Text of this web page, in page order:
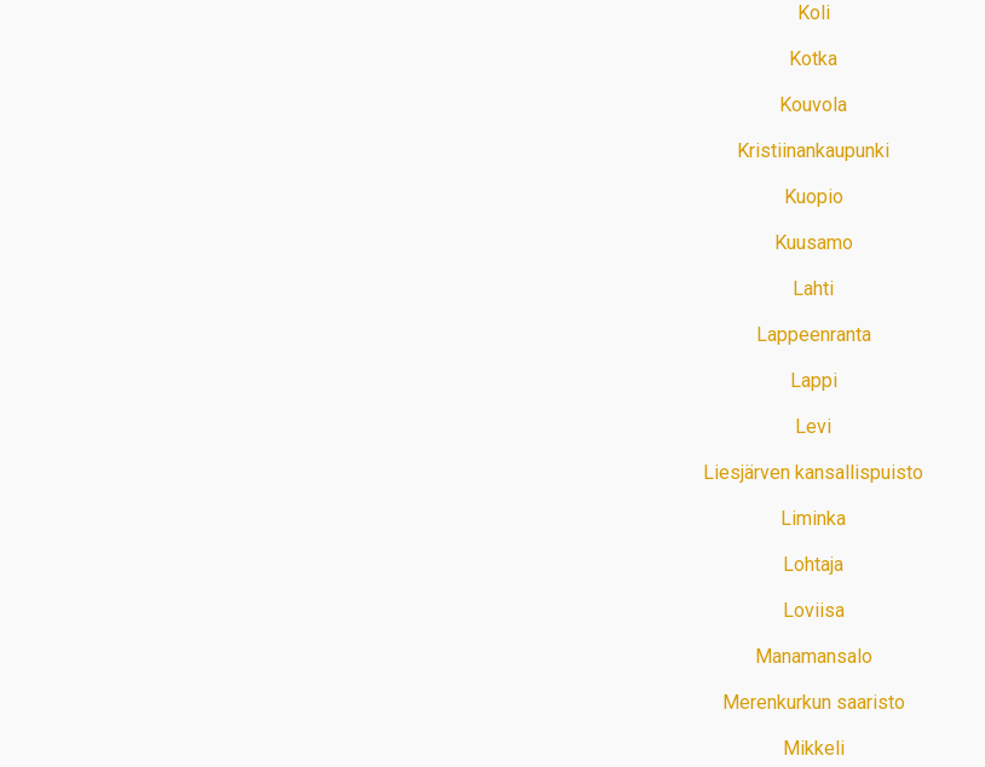
Koli
Kotka
Kouvola
Kristiinankaupunki
Kuopio
Kuusamo
Lahti
Lappeenranta
Lappi
Levi
Liesjärven kansallispuisto
Liminka
Lohtaja
Loviisa
Manamansalo
Merenkurkun saaristo
Mikkeli